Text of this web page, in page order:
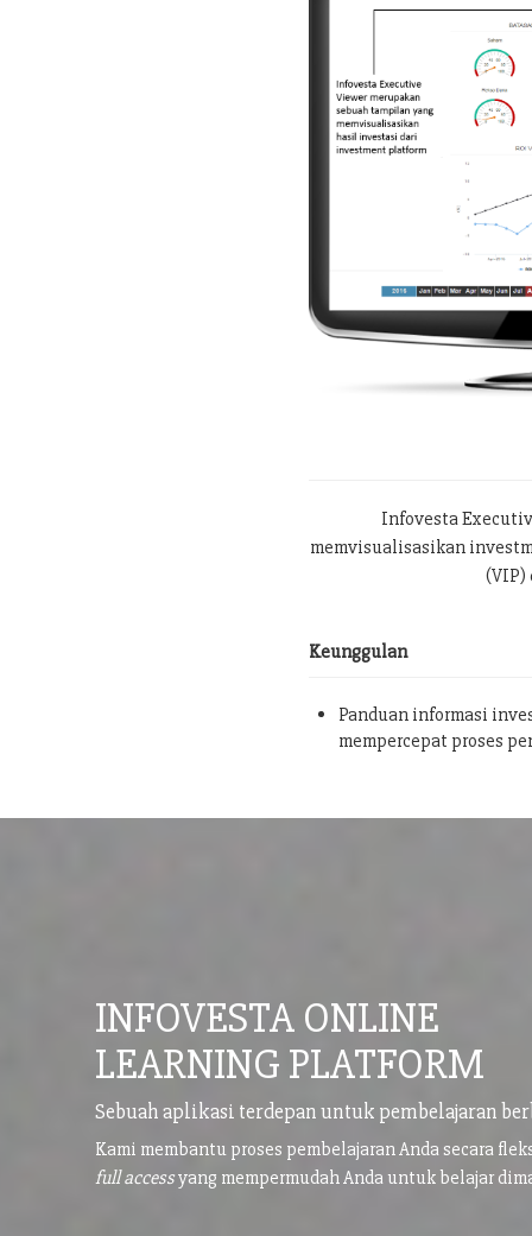
Infovesta
memvisualisasikan
(VIP)
Keunggulan
Panduan informasi
mempercepat proses
INFOVESTA ONLINE
LEARNING PLATFORM
Sebuah aplikasi terdepan untuk pembelajaran
Kami membantu proses pembelajaran Anda secara
full accessyang mempermudah Anda untuk belajar